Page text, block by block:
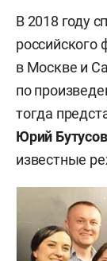
В 2018 году
российского
в Москве и
по
тогда
Юрий Бутусов
известные